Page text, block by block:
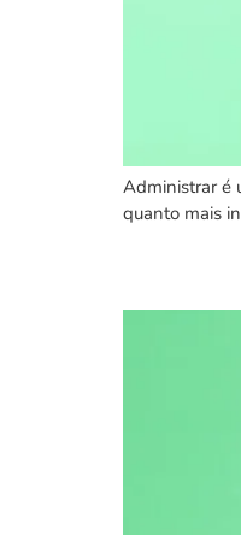
Administrar é
quanto mais